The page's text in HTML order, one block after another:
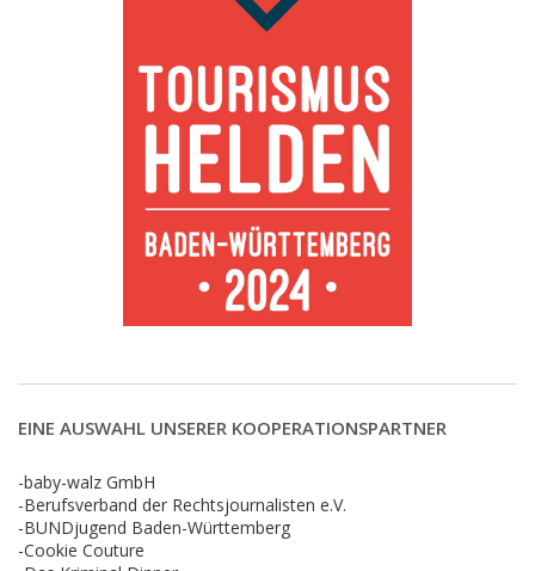
EINE AUSWAHL UNSERER KOOPERATIONSPARTNER
-baby-walz GmbH
-Berufsverband der Rechtsjournalisten e.V.
-BUNDjugend Baden-Württemberg
-Cookie Couture